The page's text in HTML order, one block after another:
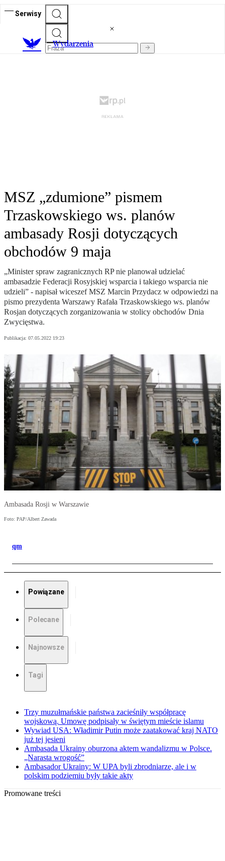
Serwisy
Wydarzenia
MSZ „zdumione” pismem
Trzaskowskiego ws. planów
ambasady Rosji dotyczących
obchodów 9 maja
„Minister spraw zagranicznych RP nie planował udzielać
ambasadzie Federacji Rosyjskiej wsparcia i takiego wsparcia nie
udzieli” - napisał wiceszef MSZ Marcin Przydacz w odpowiedzi na
pismo prezydenta Warszawy Rafała Trzaskowskiego ws. planów
Rosjan dotyczących zorganizowania w stolicy obchodów Dnia
Zwycięstwa.
Publikacja: 07.05.2022 19:23
Ambasada Rosji w Warszawie
Foto: PAP/Albert Zawada
qm
Powiązane
Polecane
Najnowsze
Tagi
Trzy muzułmańskie państwa zacieśniły współpracę
wojskową. Umowę podpisały w świętym mieście islamu
Wywiad USA: Władimir Putin może zaatakować kraj NATO
już tej jesieni
Ambasada Ukrainy oburzona aktem wandalizmu w Polsce.
„Narasta wrogość”
Ambasador Ukrainy: W UPA byli zbrodniarze, ale i w
polskim podziemiu były takie akty
Promowane treści